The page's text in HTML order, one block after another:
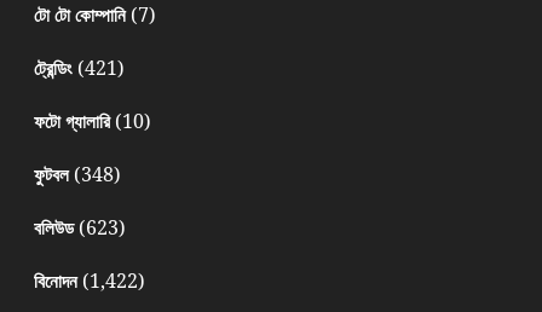
টো টো কোম্পানি(7)
ট্রেন্ডিং(421)
ফটো গ্যালারি(10)
ফুটবল(348)
বলিউড(623)
বিনোদন(1,422)